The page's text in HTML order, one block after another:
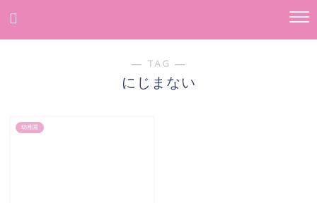
― TAG ―
にじまない
幼稚園